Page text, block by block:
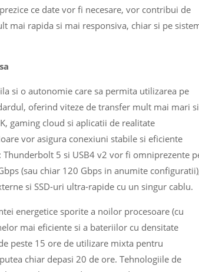
ce date vor fi necesare, vor contribui de
mai rapida si mai responsiva, chiar si pe
si o autonomie care sa permita utilizarea pe
oferind viteze de transfer mult mai mari
gaming cloud si aplicatii de realitate
vor asigura conexiuni stabile si eficiente
5 si USB4 v2 vor fi omniprezente
(sau chiar 120 Gbps in anumite
si SSD-uri ultra-rapide cu un singur cablu.
energetice sporite a noilor procesoare (cu
mai eficiente si a bateriilor cu densitate
peste 15 ore de utilizare mixta pentru
chiar depasi 20 de ore. Tehnologiile de